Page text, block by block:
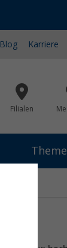
Blog Karriere
Filialen